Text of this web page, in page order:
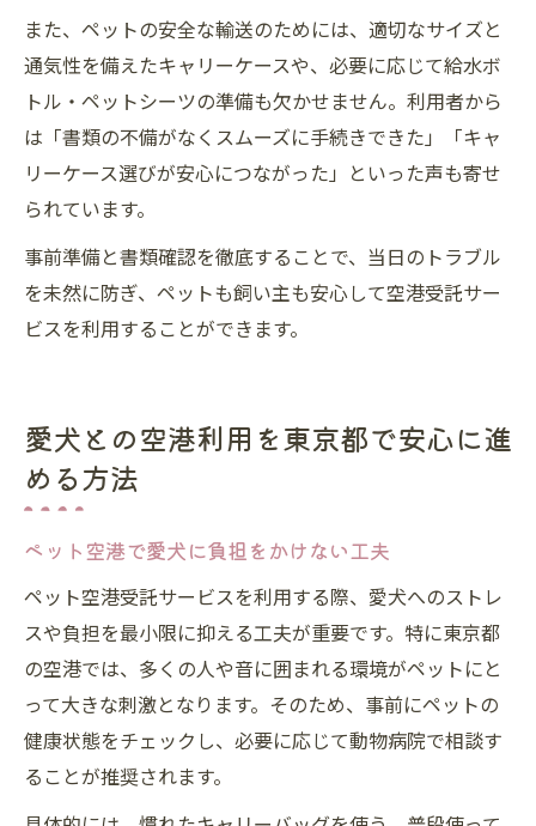
また、ペットの安全な輸送のためには、適切なサイズと
通気性を備えたキャリーケースや、必要に応じて給水ボ
トル・ペットシーツの準備も欠かせません。利用者から
は「書類の不備がなくスムーズに手続きできた」「キャ
リーケース選びが安心につながった」といった声も寄せ
られています。
事前準備と書類確認を徹底することで、当日のトラブル
を未然に防ぎ、ペットも飼い主も安心して空港受託サー
ビスを利用することができます。
愛犬との空港利用を東京都で安心に進
める方法
ペット空港で愛犬に負担をかけない工夫
ペット空港受託サービスを利用する際、愛犬へのストレ
スや負担を最小限に抑える工夫が重要です。特に東京都
の空港では、多くの人や音に囲まれる環境がペットにと
って大きな刺激となります。そのため、事前にペットの
健康状態をチェックし、必要に応じて動物病院で相談す
ることが推奨されます。